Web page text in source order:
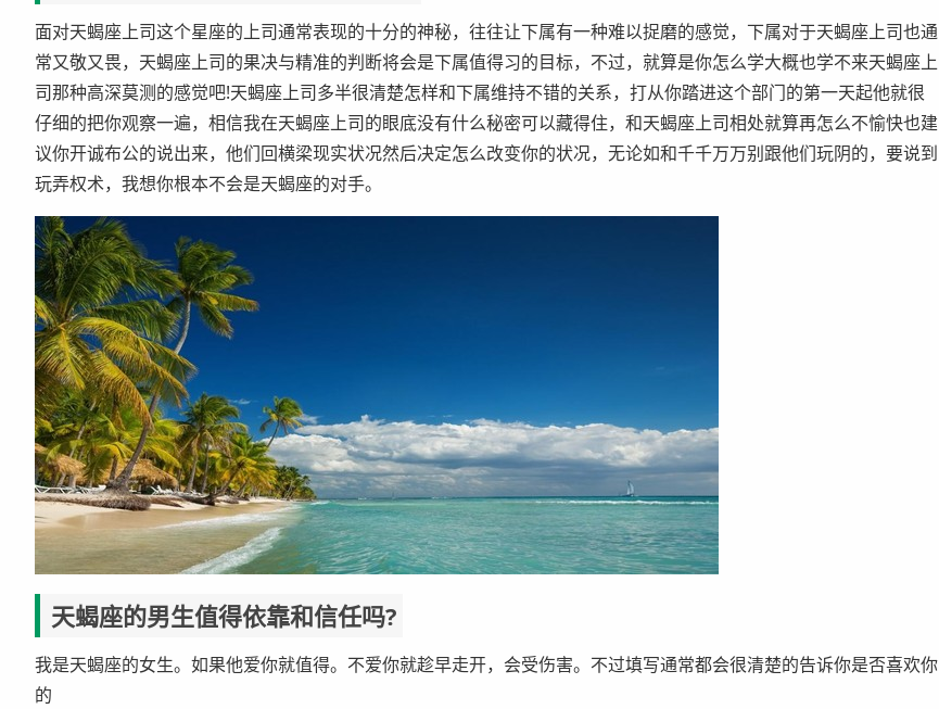
面对天蝎座上司这个星座的上司通常表现的十分的神秘，往往让下属有一种难以捉磨的感觉，下属对于天蝎座上司也通
常又敬又畏，天蝎座上司的果决与精准的判断将会是下属值得习的目标，不过，就算是你怎么学大概也学不来天蝎座上
司那种高深莫测的感觉吧!天蝎座上司多半很清楚怎样和下属维持不错的关系，打从你踏进这个部门的第一天起他就很
仔细的把你观察一遍，相信我在天蝎座上司的眼底没有什么秘密可以藏得住，和天蝎座上司相处就算再怎么不愉快也建
议你开诚布公的说出来，他们回横梁现实状况然后决定怎么改变你的状况，无论如和千千万万别跟他们玩阴的，要说到
玩弄权术，我想你根本不会是天蝎座的对手。
天蝎座的男生值得依靠和信任吗?
我是天蝎座的女生。如果他爱你就值得。不爱你就趁早走开，会受伤害。不过填写通常都会很清楚的告诉你是否喜欢你
的